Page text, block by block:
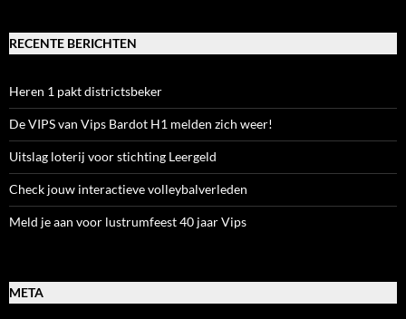
RECENTE BERICHTEN
Heren 1 pakt districtsbeker
De VIPS van Vips Bardot H1 melden zich weer!
Uitslag loterij voor stichting Leergeld
Check jouw interactieve volleybalverleden
Meld je aan voor lustrumfeest 40 jaar Vips
META